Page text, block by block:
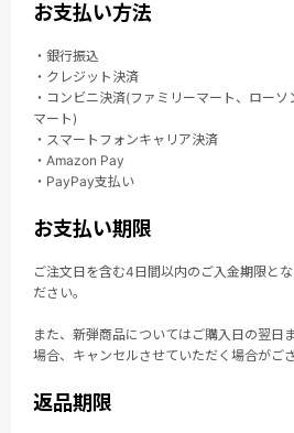
お支払い方法
・銀行振込
・クレジット決済
・コンビニ決済(ファミリーマート、ロー
マート)
・スマートフォンキャリア決済
・Amazon Pay
・PayPay支払い
お支払い期限
ご注文日を含む4日間以内のご入金期限と
ださい。
また、新弾商品についてはご購入日の翌日
場合、キャンセルさせていただく場合がご
返品期限